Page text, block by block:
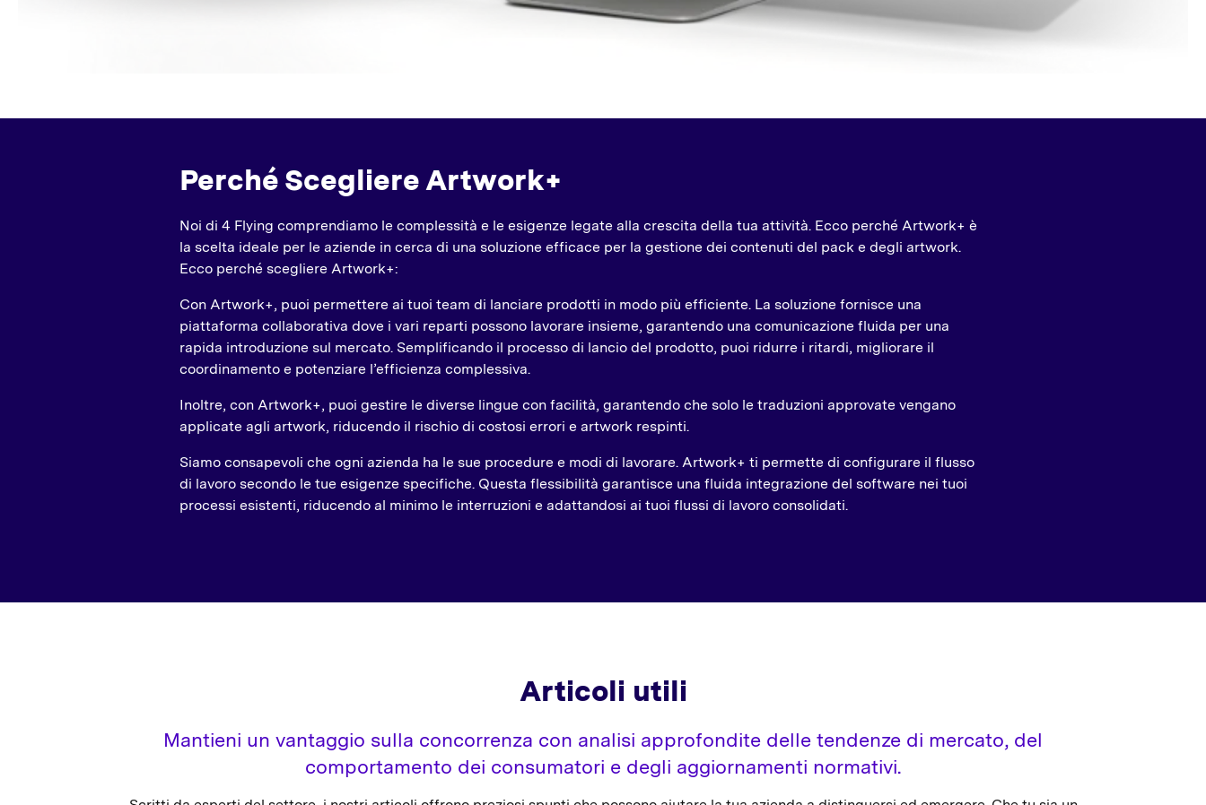
Perché Scegliere Artwork+
Noi di 4 Flying comprendiamo le complessità e le esigenze legate alla crescita della tua attività. Ecco perché Artwork+ è
la scelta ideale per le aziende in cerca di una soluzione efficace per la gestione dei contenuti del pack e degli artwork.
Ecco perché scegliere Artwork+:
Con Artwork+, puoi permettere ai tuoi team di lanciare prodotti in modo più efficiente. La soluzione fornisce una
piattaforma collaborativa dove i vari reparti possono lavorare insieme, garantendo una comunicazione fluida per una
rapida introduzione sul mercato. Semplificando il processo di lancio del prodotto, puoi ridurre i ritardi, migliorare il
coordinamento e potenziare l’efficienza complessiva.
Inoltre, con Artwork+, puoi gestire le diverse lingue con facilità, garantendo che solo le traduzioni approvate vengano
applicate agli artwork, riducendo il rischio di costosi errori e artwork respinti.
Siamo consapevoli che ogni azienda ha le sue procedure e modi di lavorare. Artwork+ ti permette di configurare il flusso
di lavoro secondo le tue esigenze specifiche. Questa flessibilità garantisce una fluida integrazione del software nei tuoi
processi esistenti, riducendo al minimo le interruzioni e adattandosi ai tuoi flussi di lavoro consolidati.
Articoli utili
Mantieni un vantaggio sulla concorrenza con analisi approfondite delle tendenze di mercato, del
comportamento dei consumatori e degli aggiornamenti normativi.